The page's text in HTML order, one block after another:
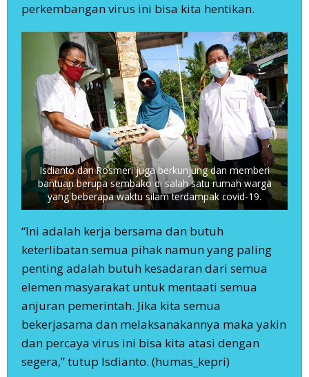
perkembangan virus ini bisa kita hentikan.
Isdianto dan Rosmeri juga berkunjung dan memberi
bantuan berupa sembako di salah satu rumah warga
yang beberapa waktu silam terdampak covid-19.
“Ini adalah kerja bersama dan butuh
keterlibatan semua pihak namun yang paling
penting adalah butuh kesadaran dari semua
elemen masyarakat untuk mentaati semua
anjuran pemerintah. Jika kita semua
bekerjasama dan melaksanakannya maka yakin
dan percaya virus ini bisa kita atasi dengan
segera,” tutup Isdianto. (humas_kepri)